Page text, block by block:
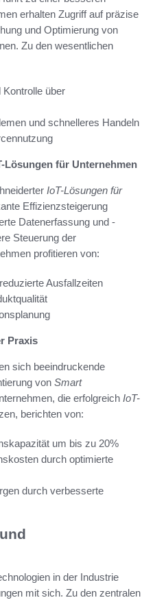
erhalten Zugriff auf präzise
und Optimierung von
Zu den wesentlichen
Kontrolle über
und schnelleres Handeln
Lösungen für Unternehmen
IoT-Lösungen für
Effizienzsteigerung
Datenerfassung und -
Steuerung der
profitieren von:
Ausfallzeiten
Praxis
sich beeindruckende
von Smart
die erfolgreich IoT-
berichten von:
um bis zu 20%
durch optimierte
durch verbesserte
in der Industrie
mit sich. Zu den zentralen